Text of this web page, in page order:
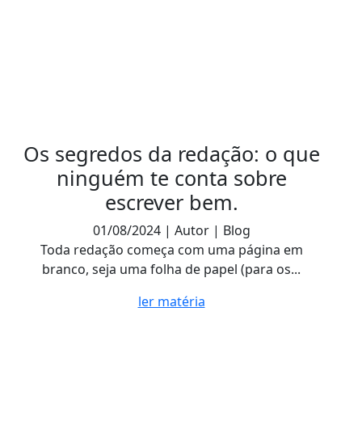
Os segredos da redação: o que
ninguém te conta sobre
escrever bem.
01/08/2024 | Autor | Blog
Toda redação começa com uma página em
branco, seja uma folha de papel (para os...
ler matéria